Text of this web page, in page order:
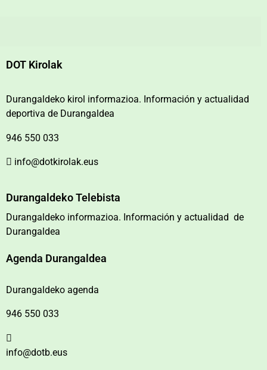
DOT Kirolak
Durangaldeko kirol informazioa. Información y actualidad
deportiva de Durangaldea
946 550 033
info@dotkirolak.eus
Durangaldeko Telebista
Durangaldeko informazioa. Información y actualidad de
Durangaldea
Agenda Durangaldea
Durangaldeko agenda
946 550 033
info@dotb.eus